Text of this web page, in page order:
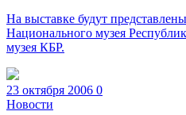
На выставке будут
Национального музея
музея КБР.
23 октября 2006 0
Новости